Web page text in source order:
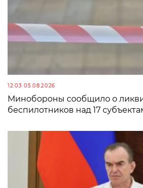
12:03 05.08.2026
Минобороны сообщило о
беспилотников над 17